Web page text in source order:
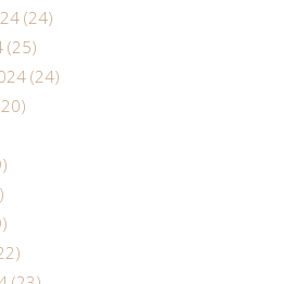
(24)
(25)
(24)